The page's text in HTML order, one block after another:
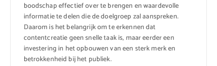
boodschap effectief over te brengen en waardevolle
informatie te delen die de doelgroep zal aanspreken.
Daarom is het belangrijk om te erkennen dat
contentcreatie geen snelle taak is, maar eerder een
investering in het opbouwen van een sterk merk en
betrokkenheid bij het publiek.